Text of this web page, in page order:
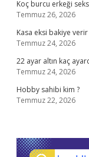
Koç burcu erkeği
Temmuz 26, 2026
Kasa eksi bakiye verir
Temmuz 24, 2026
22 ayar altın kaç
Temmuz 24, 2026
Hobby sahibi kim ?
Temmuz 22, 2026